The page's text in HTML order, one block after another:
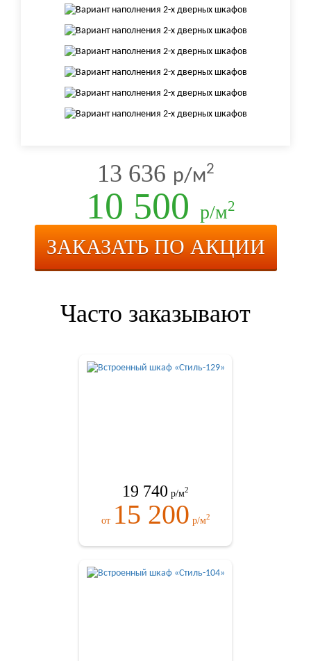
13 636 р/м2
10 500 р/м2
ЗАКАЗАТЬ ПО АКЦИИ
Часто заказывают
19 740 р/м2
от 15 200 р/м2